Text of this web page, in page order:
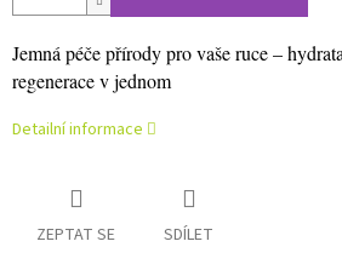
Jemná péče přírody pro vaše ruce –
regenerace v jednom
Detailní informace
ZEPTAT SE SDÍLET